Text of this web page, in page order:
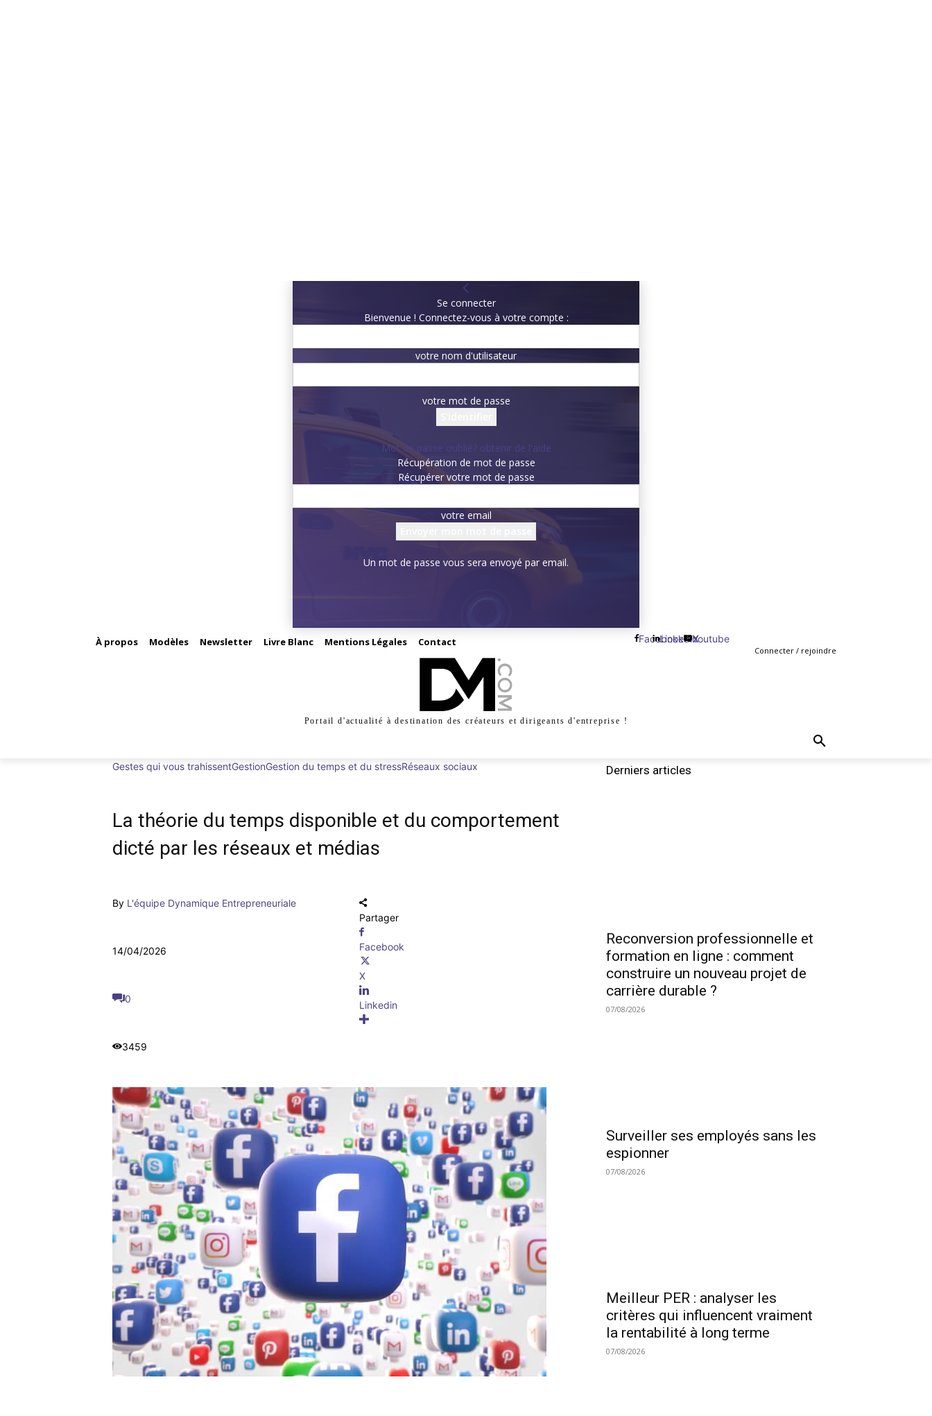
Se connecter
Bienvenue ! Connectez-vous à votre compte :
votre nom d'utilisateur
votre mot de passe
Mot de passe oublié? obtenir de l'aide
Récupération de mot de passe
Récupérer votre mot de passe
votre email
Un mot de passe vous sera envoyé par email.
À propos Modèles Newsletter Livre Blanc Mentions Légales Contact Facebook
Linkedin
X
Youtube
Connecter / rejoindre
Portail d'actualité à destination des créateurs et dirigeants d'entreprise !
Gestes qui vous trahissentGestionGestion du temps et du stressRéseaux sociaux
La théorie du temps disponible et du comportement
dicté par les réseaux et médias
By L'équipe Dynamique Entrepreneuriale
14/04/2026
0
3459
Partager
Facebook
X
Linkedin
Derniers articles
Reconversion professionnelle et
formation en ligne : comment
construire un nouveau projet de
carrière durable ?
07/08/2026
Surveiller ses employés sans les
espionner
07/08/2026
Meilleur PER : analyser les
critères qui influencent vraiment
la rentabilité à long terme
07/08/2026